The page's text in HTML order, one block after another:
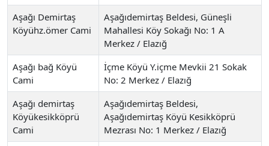
Aşağı Demirtaş
Köyühz.ömer Cami
Aşağıdemirtaş Beldesi, Güneşli
Mahallesi Köy Sokağı No: 1 A
Merkez / Elazığ
Aşağı bağ Köyü
Cami
İçme Köyü Y.içme Mevkii 21 Sokak
No: 2 Merkez / Elazığ
Aşağı demirtaş
Köyükesikköprü
Cami
Aşağıdemirtaş Beldesi,
Aşağıdemirtaş Köyü Kesikköprü
Mezrası No: 1 Merkez / Elazığ